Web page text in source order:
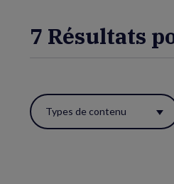
7 Résultats
Utiliser
ces
Types de contenu